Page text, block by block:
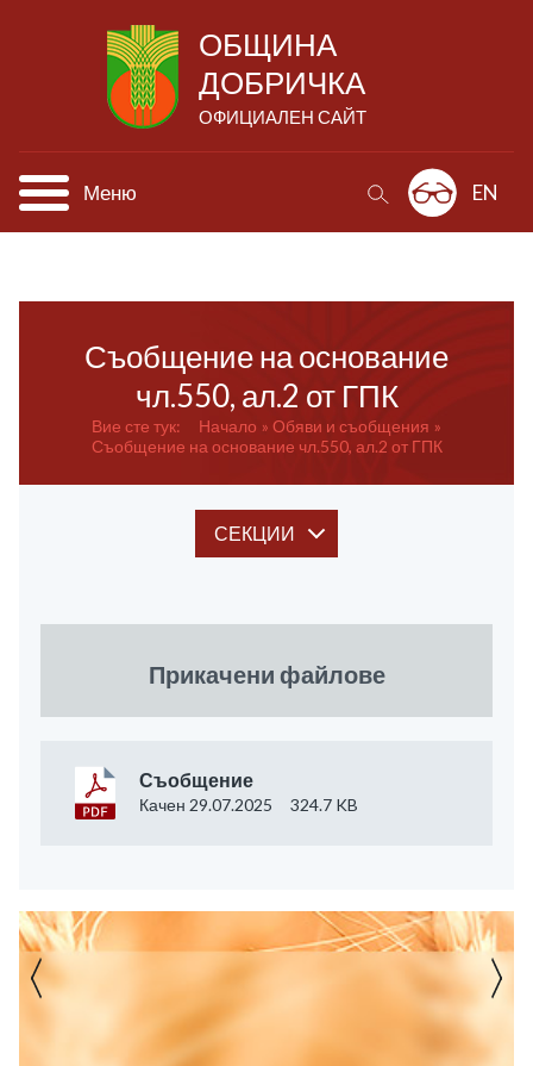
ОБЩИНА
ДОБРИЧКА
ОФИЦИАЛЕН САЙТ
Меню EN
Съобщение на основание
чл.550, ал.2 от ГПК
Вие сте тук: Начало
Обяви и съобщения
Съобщение на основание чл.550, ал.2 от ГПК
СЕКЦИИ
Прикачени файлове
Съобщение
Качен 29.07.2025 324.7 KB